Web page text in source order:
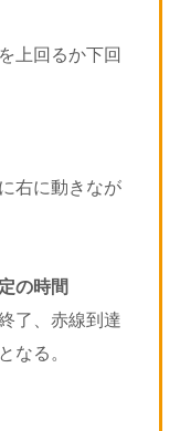
回るか下回
右に動きなが
の時間
、赤線到達
なる。